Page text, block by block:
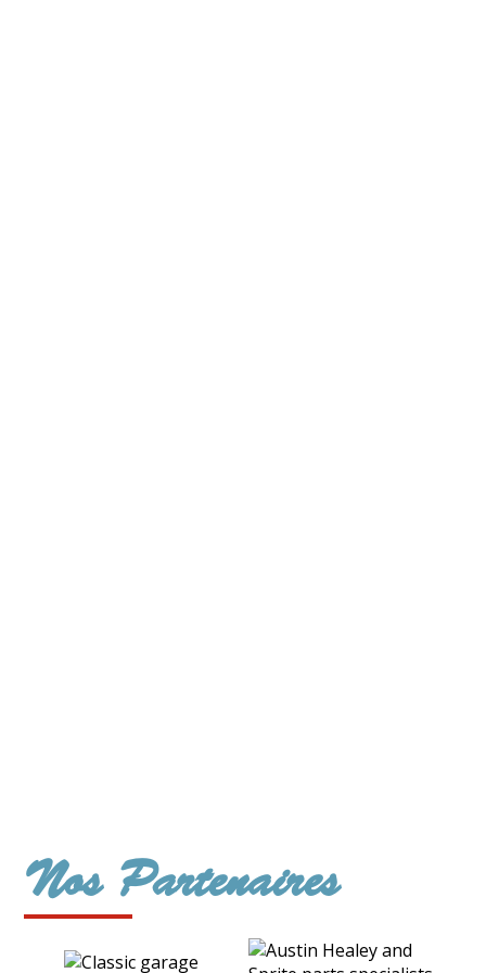
Nos Partenaires